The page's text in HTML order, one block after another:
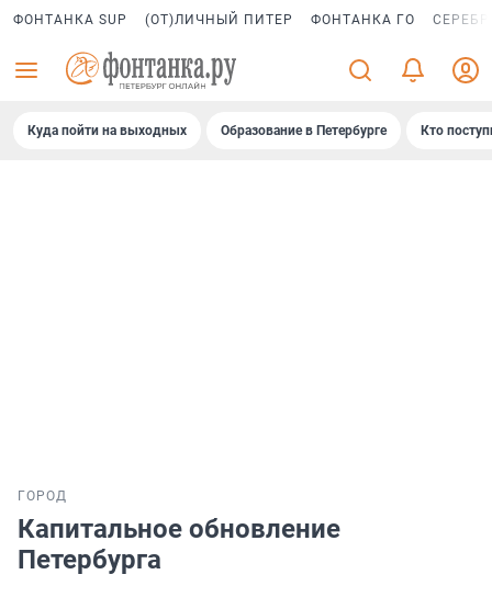
ФОНТАНКА SUP (ОТ)ЛИЧНЫЙ ПИТЕР ФОНТАНКА ГО
Куда пойти на выходных Образование в Петербурге Кто
ГОРОД
Капитальное обновление
Петербурга